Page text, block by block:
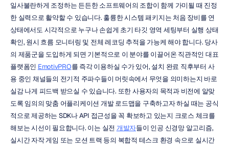
일사불란하게 조정하는 든든한 소프트웨어의 조합이 함께 가미될 때 진정
한 실력으로 활약할 수 있습니다. 훌륭한 시스템 패키지는 처음 장비를 연
상태에서도 시각적으로 누구나 손쉽게 초기 타깃 영역 세팅부터 실행 상태
확인, 원시 흐름 모니터링 및 전체 레코딩 추적을 가능케 해야 합니다. 당사
의 제품군을 도입하게 되면 기본적으로 이 분야를 이끌어온 직관적인 대표
플랫폼인 EmotivPRO를 즉각 이용하실 수가 있어, 설치 완료 직후부터 사
용 중인 채널들의 전기적 주파수들이 머릿속에서 무엇을 의미하는지 바로
실감 나게 피드백 받으실 수 있습니다. 또한 사용자의 목적과 비전에 알맞
도록 임의의 맞춤 어플리케이션 개발 로드맵을 구축하고자 하실 때는 공식
적으로 제공하는 SDK나 API 접근성을 꼭 확보하고 있는지 크로스 체크를
해보는 시선이 필요합니다. 이는 실전 개발자들이 인공 신경망 알고리즘,
실시간 자작 게임 또는 모션 트랙 등의 복합적 테스크 환경 속으로 실시간